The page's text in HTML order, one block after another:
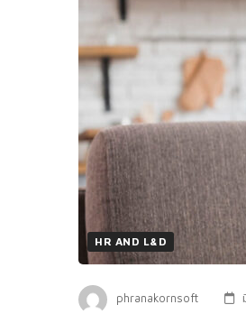
HR AND L&D
phranakornsoft